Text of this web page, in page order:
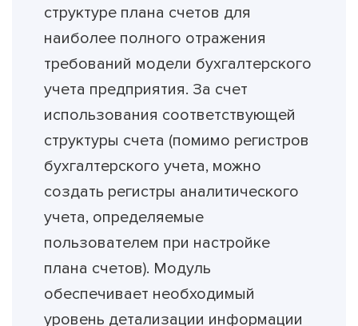
структуре плана счетов для
наиболее полного отражения
требований модели бухгалтерского
учета предприятия. За счет
использования соответствующей
структуры счета (помимо регистров
бухгалтерского учета, можно
создать регистры аналитического
учета, определяемые
пользователем при настройке
плана счетов). Модуль
обеспечивает необходимый
уровень детализации информации